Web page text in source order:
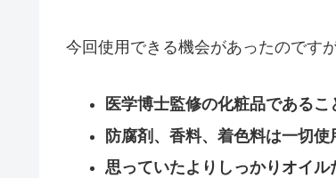
今回使用できる機会があったのです
医学博士監修の化粧品であるこ
防腐剤、香料、着色料は一切使
思っていたよりしっかりオイル